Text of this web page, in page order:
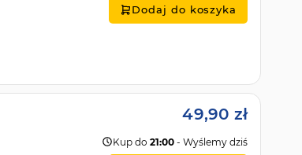
Dodaj do koszyka
49,90 zł
Kup do 21:00 - Wyślemy dziś